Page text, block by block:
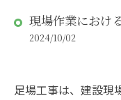
現場作業におけ
2024/10/02
足場工事は、建設現